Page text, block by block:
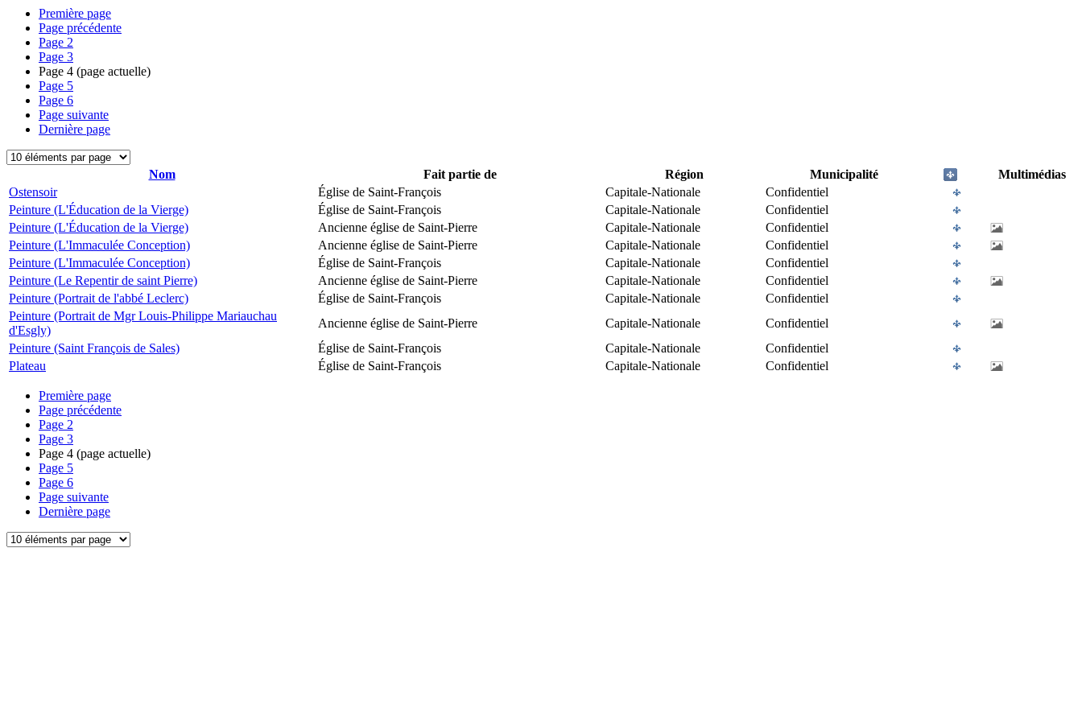
Première page
Page précédente
Page 2
Page 3
Page 4 (page actuelle)
Page 5
Page 6
Page suivante
Dernière page
Nom Fait partie de Région Municipalité
Multimédias
Ostensoir
Église de Saint-François Capitale-Nationale
Confidentiel
Peinture (L'Éducation de la Vierge)
Église de Saint-François Capitale-Nationale
Confidentiel
Peinture (L'Éducation de la Vierge)
Ancienne église de Saint-Pierre Capitale-Nationale
Confidentiel
Peinture (L'Immaculée Conception)
Ancienne église de Saint-Pierre Capitale-Nationale
Confidentiel
Peinture (L'Immaculée Conception)
Église de Saint-François Capitale-Nationale
Confidentiel
Peinture (Le Repentir de saint Pierre)
Ancienne église de Saint-Pierre Capitale-Nationale
Confidentiel
Peinture (Portrait de l'abbé Leclerc)
Église de Saint-François Capitale-Nationale
Confidentiel
Peinture (Portrait de Mgr Louis-Philippe Mariauchau
d'Esgly)
Ancienne église de Saint-Pierre Capitale-Nationale
Confidentiel
Peinture (Saint François de Sales)
Église de Saint-François Capitale-Nationale
Confidentiel
Plateau
Église de Saint-François Capitale-Nationale Confidentiel
Première page
Page précédente
Page 2
Page 3
Page 4 (page actuelle)
Page 5
Page 6
Page suivante
Dernière page